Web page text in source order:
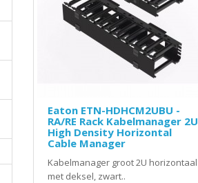
Eaton ETN-HDHCM2UBU -
RA/RE Rack Kabelmanager 2U
High Density Horizontal
Cable Manager
Kabelmanager groot 2U horizontaal
met deksel, zwart..